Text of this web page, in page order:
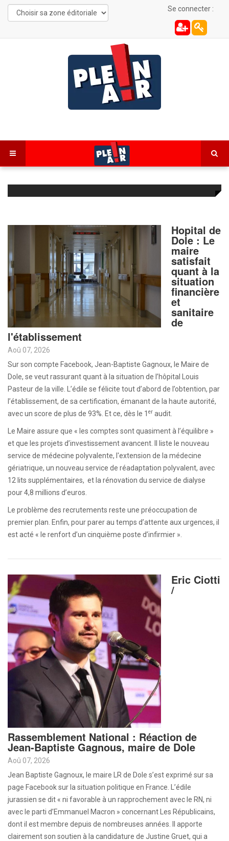
Se connecter :
Hopital de
Dole : Le
maire
satisfait
quant à la
situation
financière
et
sanitaire
de
l'établissement
Aoû 07, 2026
Sur son compte Facebook, Jean-Baptiste Gagnoux, le Maire de
Dole, se veut rassurant quant à la situation de l’hôpital Louis
Pasteur de la ville. L’édile se félicite tout d’abord de l’obtention, par
l’établissement, de sa certification, émanant de la haute autorité,
avec un score de plus de 93%. Et ce, dès le 1 er audit.
Le Maire assure que « les comptes sont quasiment à l’équilibre »
et que les projets d’investissement avancent. Il liste le nouveau
service de médecine polyvalente, l'extension de la médecine
gériatrique, un nouveau service de réadaptation polyvalent, avec
12 lits supplémentaires, et la rénovation du service de dialyse
pour 4,8 millions d’euros.
Le problème des recrutements reste une préoccupation de
premier plan. Enfin, pour parer au temps d’attente aux urgences, il
est acté « le renfort d’un cinquième poste d’infirmier ».
Eric Ciotti
/
Rassemblement National : Réaction de
Jean-Baptiste Gagnous, maire de Dole
Aoû 07, 2026
Jean Baptiste Gagnoux, le maire LR de Dole s’est exprimé sur sa
page Facebook sur la situation politique en France. L’édile
jurassien se dit « ni favorable à un rapprochement avec le RN, ni
avec le parti d’Emmanuel Macron » concernant Les Républicains,
dont il est membre depuis de nombreuses années. Il apporte
clairement son soutien à la candidature de Justine Gruet, qui a